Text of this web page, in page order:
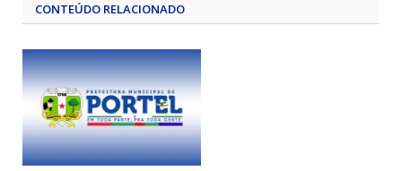
CONTEÚDO RELACIONADO